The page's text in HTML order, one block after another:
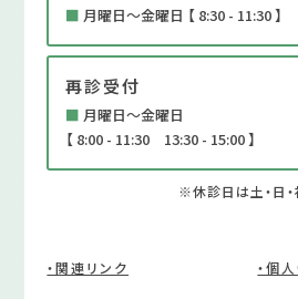
■ 月曜日～金曜日 【 8:30 - 11:30 】
再診受付
■ 月曜日～金曜日
【 8:00 - 11:30 13:30 - 15:00 】
※休診日は土・日・
・関連リンク ・個